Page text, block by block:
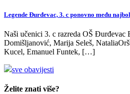
Legende Đurđevac, 3. c ponovno među
Naši učenici 3. c razreda OŠ Đurđevac
Domišljanović, Marija Seleš,
Kucel, Emanuel Funtek, […]
sve obavijesti
Želite znati više?